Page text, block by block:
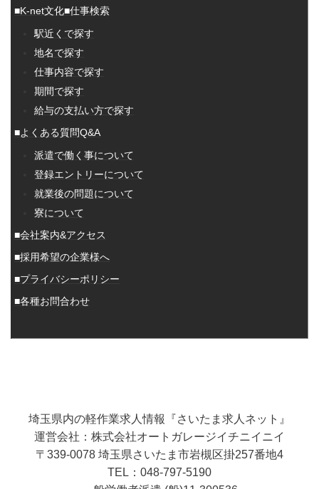
■K-net文化■仕事検索
駅近くで探す
地名で探す
仕事内容で探す
期間で探す
給与の支払い方で探す
■よくある質問Q&A
派遣で働く事について
登録エントリーについて
就業後の問題について
寮について
■会社案内&アクセス
■採用希望の企業様へ
■プライバシーポリシー
■各種お問合わせ
埼玉県内の軽作業求人情報『さいたま求人ネット』
運営会社：株式会社オートガレージイチニイニイ
〒339-0078 埼玉県さいたま市岩槻区掛257番地4
TEL：048-797-5190